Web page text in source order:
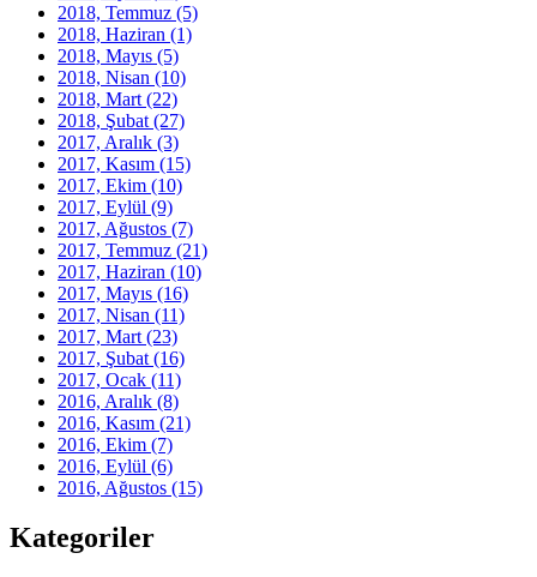
2018, Temmuz (5)
2018, Haziran (1)
2018, Mayıs (5)
2018, Nisan (10)
2018, Mart (22)
2018, Şubat (27)
2017, Aralık (3)
2017, Kasım (15)
2017, Ekim (10)
2017, Eylül (9)
2017, Ağustos (7)
2017, Temmuz (21)
2017, Haziran (10)
2017, Mayıs (16)
2017, Nisan (11)
2017, Mart (23)
2017, Şubat (16)
2017, Ocak (11)
2016, Aralık (8)
2016, Kasım (21)
2016, Ekim (7)
2016, Eylül (6)
2016, Ağustos (15)
Kategoriler